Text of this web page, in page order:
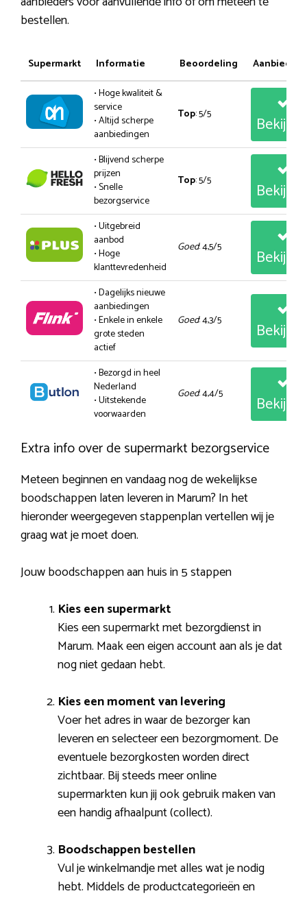
bestellen.
Supermarkt Informatie Beoordeling
• Hoge kwaliteit &
service
• Altijd scherpe
aanbiedingen
Top: 5/5
• Blijvend scherpe
prijzen
• Snelle
bezorgservice
Top: 5/5
• Uitgebreid
aanbod
• Hoge
klanttevredenheid
Goed: 4,5/5
• Dagelijks nieuwe
aanbiedingen
• Enkele in enkele
grote steden
actief
Goed: 4,3/5
• Bezorgd in heel
Nederland
• Uitstekende
voorwaarden
Goed: 4,4/5
Extra info over de supermarkt bezorgservice
Meteen beginnen en vandaag nog de wekelijkse
boodschappen laten leveren in Marum? In het
hieronder weergegeven stappenplan vertellen wij je
graag wat je moet doen.
Jouw boodschappen aan huis in 5 stappen
Kies een supermarkt
Kies een supermarkt met bezorgdienst in
Marum. Maak een eigen account aan als je dat
nog niet gedaan hebt.
Kies een moment van levering
Voer het adres in waar de bezorger kan
leveren en selecteer een bezorgmoment. De
eventuele bezorgkosten worden direct
zichtbaar. Bij steeds meer online
supermarkten kun jij ook gebruik maken van
een handig afhaalpunt (collect).
Boodschappen bestellen
Vul je winkelmandje met alles wat je nodig
hebt. Middels de productcategorieën en